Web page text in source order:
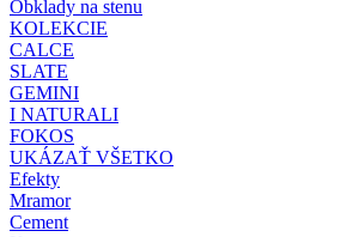
Obklady na stenu
KOLEKCIE
CALCE
SLATE
GEMINI
I NATURALI
FOKOS
UKÁZAŤ VŠETKO
Efekty
Mramor
Cement